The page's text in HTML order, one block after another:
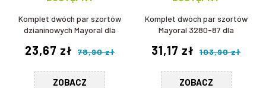
Komplet dwóch par szortów
dzianinowych Mayoral dla
23,67 zł 78,90 zł
ZOBACZ
Komplet dwóch par szortów
Mayoral 3280-87 dla
31,17 zł 103,90 zł
ZOBACZ